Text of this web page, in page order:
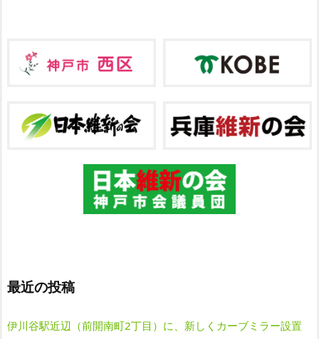
最近の投稿
伊川谷駅近辺（前開南町2丁目）に、新しくカーブミラー設置